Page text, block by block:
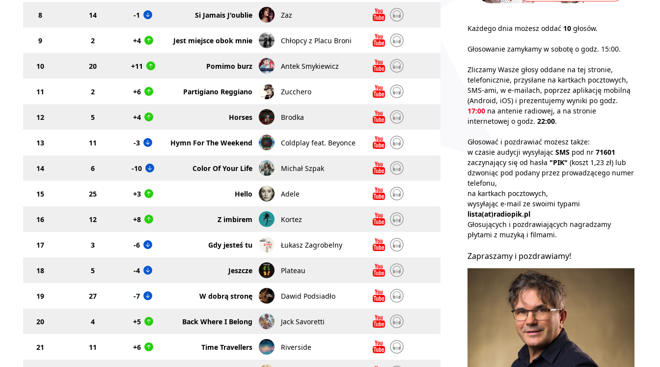
8 14 -1 Si Jamais J'oublie Zaz
9 2 +4 Jest miejsce obok mnie Chłopcy z Placu Broni
10 20 +11 Pomimo burz Antek Smykiewicz
11 2 +6 Partigiano Reggiano Zucchero
12 5 +4 Horses Brodka
13 11 -3 Hymn For The Weekend Coldplay feat. Beyonce
14 6 -10 Color Of Your Life Michał Szpak
15 25 +3 Hello Adele
16 12 +8 Z imbirem Kortez
17 3 -6 Gdy jesteś tu Łukasz Zagrobelny
18 5 -4 Jeszcze Plateau
19 27 -7 W dobrą stronę Dawid Podsiadło
20 4 +5 Back Where I Belong Jack Savoretti
21 11 +6 Time Travellers Riverside
Każdego dnia możesz oddać 10 głosów.
Głosowanie zamykamy w sobotę o godz. 15:00.
Zliczamy Wasze głosy oddane na tej stronie,
telefonicznie, przysłane na kartkach pocztowych,
SMS-ami, w e-mailach, poprzez aplikację mobilną
(Android, iOS) i prezentujemy wyniki po godz.
17:00 na antenie radiowej, a na stronie
internetowej o godz. 22:00.
Głosować i pozdrawiać możesz także:
w czasie audycji wysyłając SMS pod nr 71601
zaczynający się od hasła "PIK" (koszt 1,23 zł) lub
dzwoniąc pod podany przez prowadzącego numer
telefonu,
na kartkach pocztowych,
wysyłając e-mail ze swoimi typami
lista(at)radiopik.pl
Głosujących i pozdrawiających nagradzamy
płytami z muzyką i filmami.
Zapraszamy i pozdrawiamy!